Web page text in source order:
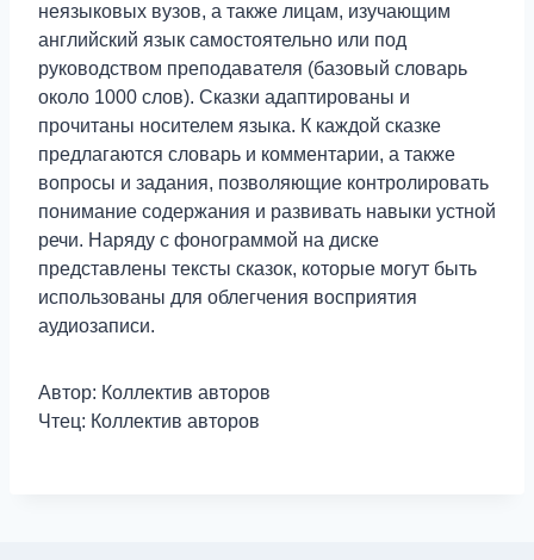
неязыковых вузов, а также лицам, изучающим
английский язык самостоятельно или под
руководством преподавателя (базовый словарь
около 1000 слов). Сказки адаптированы и
прочитаны носителем языка. К каждой сказке
предлагаются словарь и комментарии, а также
вопросы и задания, позволяющие контролировать
понимание содержания и развивать навыки устной
речи. Наряду с фонограммой на диске
представлены тексты сказок, которые могут быть
использованы для облегчения восприятия
аудиозаписи.
Автор: Коллектив авторов
Чтец: Коллектив авторов